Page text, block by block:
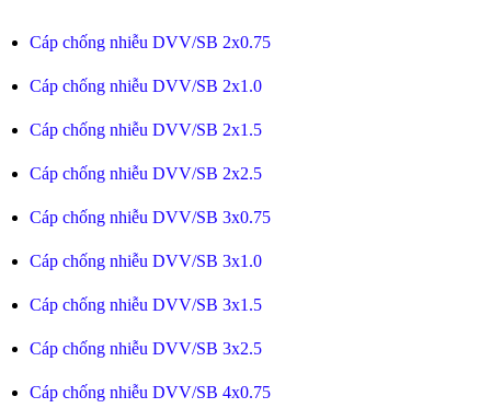
Cáp chống nhiễu DVV/SB 2x0.75
Cáp chống nhiễu DVV/SB 2x1.0
Cáp chống nhiễu DVV/SB 2x1.5
Cáp chống nhiễu DVV/SB 2x2.5
Cáp chống nhiễu DVV/SB 3x0.75
Cáp chống nhiễu DVV/SB 3x1.0
Cáp chống nhiễu DVV/SB 3x1.5
Cáp chống nhiễu DVV/SB 3x2.5
Cáp chống nhiễu DVV/SB 4x0.75